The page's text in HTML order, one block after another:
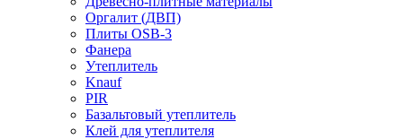
Оргалит (ДВП)
Плиты OSB-3
Фанера
Утеплитель
Knauf
PIR
Базальтовый утеплитель
Клей для утеплителя